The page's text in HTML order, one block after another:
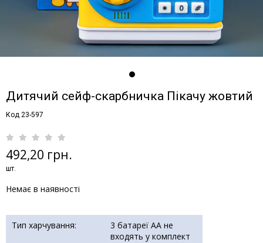
Дитячий сейф-скарбничка Пікачу жовтий
Код 23-597
492,20 грн.
шт.
Немає в наявності
Тип харчування:
3 батареї АА не
входять у комплект